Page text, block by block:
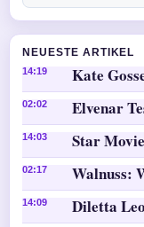
NEUESTE ARTIKEL
14:19 Kate
02:02 Elvenar
14:03 Star
02:17 Walnuss:
14:09 Diletta